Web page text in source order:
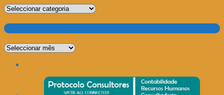
Categorias
Por Data
Por